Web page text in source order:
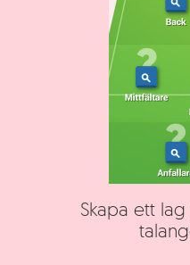
Skapa ett